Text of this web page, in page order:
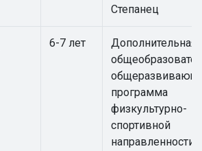
Степанец
6-7 лет
Дополнительная
программа
физкультурно-
спортивной
направленности